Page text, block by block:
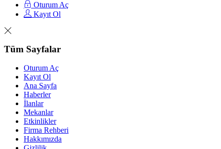
Oturum Aç
Kayıt Ol
Tüm Sayfalar
Oturum Aç
Kayıt Ol
Ana Sayfa
Haberler
İlanlar
Mekanlar
Etkinlikler
Firma Rehberi
Hakkımızda